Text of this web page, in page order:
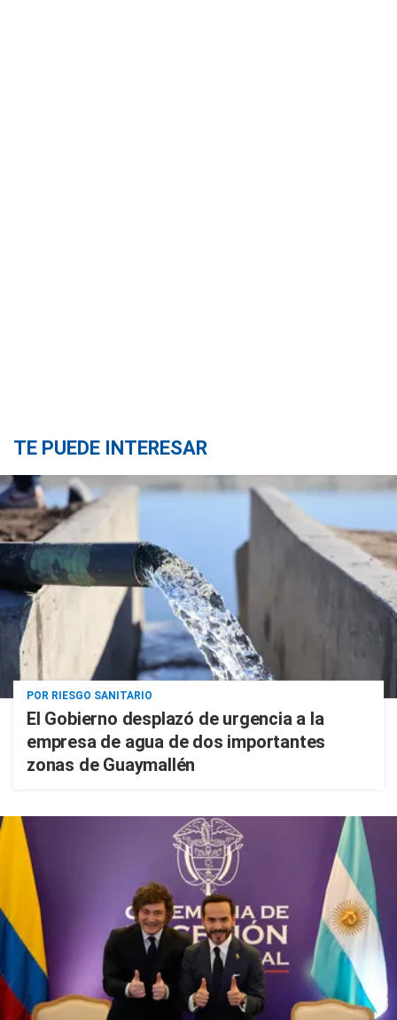
TE PUEDE INTERESAR
POR RIESGO SANITARIO
El Gobierno desplazó de urgencia a la
empresa de agua de dos importantes
zonas de Guaymallén